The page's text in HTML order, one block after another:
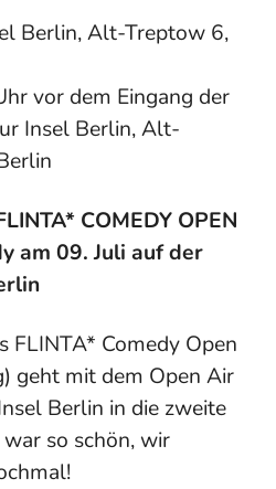
Berlin, Alt-Treptow 6,
vor dem Eingang der
Insel Berlin, Alt-
COMEDY OPEN
am 09. Juli auf der
FLINTA* Comedy Open
geht mit dem Open Air
Berlin in die zweite
so schön, wir